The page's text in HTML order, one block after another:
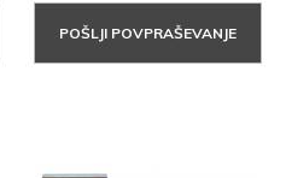
POŠLJI POVPRAŠEVANJE